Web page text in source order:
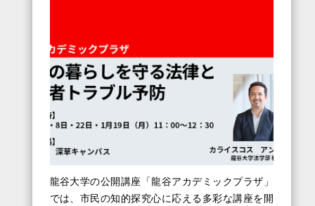
龍谷大学の公開講座「龍谷アカデミックプラザ」
では、市民の知的探究心に応える多彩な講座を開